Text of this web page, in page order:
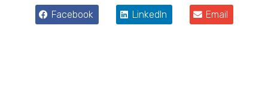
Facebook LinkedIn Email